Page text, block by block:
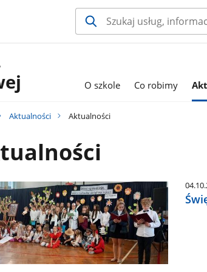
O szkole Co robimy
Aktualności Aktualności